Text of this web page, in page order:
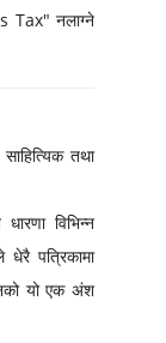
Tax" नलाग्ने
साहित्यिक तथा
विभिन्न
पत्रिकामा
यो एक अंश